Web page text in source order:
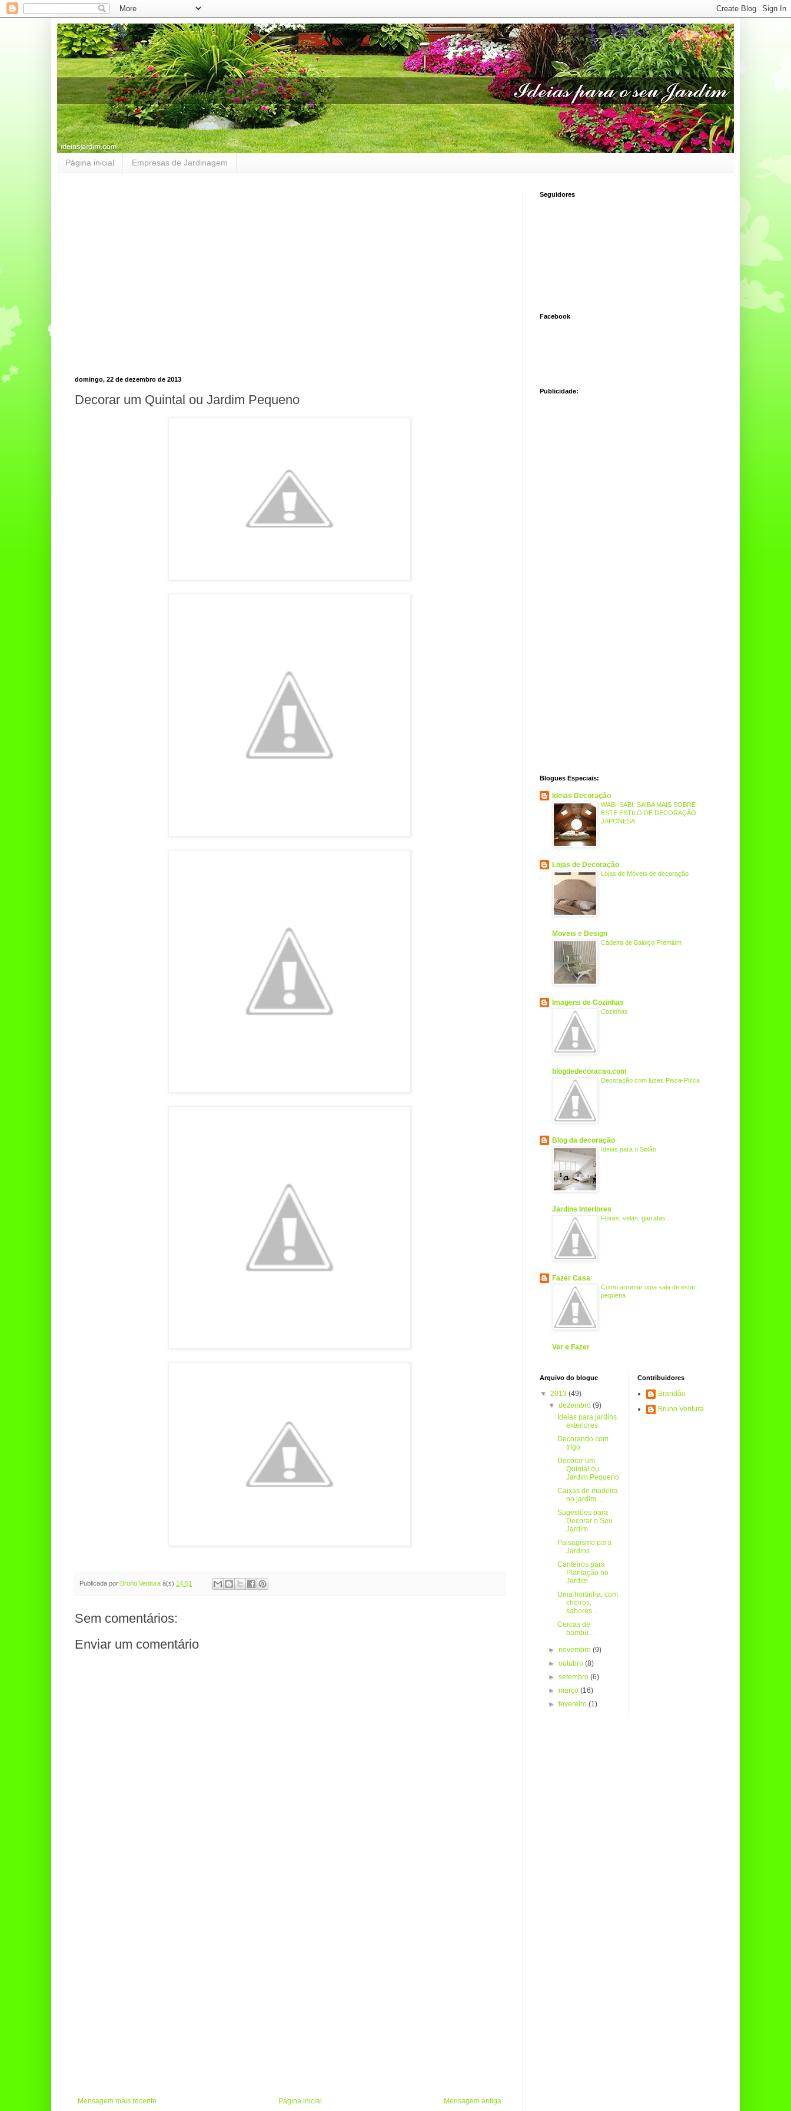
Página inicial Empresas de Jardinagem
domingo, 22 de dezembro de 2013
Decorar um Quintal ou Jardim Pequeno
Publicada por Bruno Ventura à(s) 14:51
Sem comentários:
Enviar um comentário
Mensagem mais recente Mensagem antiga
Página inicial
Seguidores
Facebook
Publicidade:
Blogues Especiais:
Ideias Decoração
WABI-SABI: SAIBA MAIS SOBRE
ESTE ESTILO DE DECORAÇÃO
JAPONESA
Lojas de Decoração
Lojas de Móveis de decoração
Moveis e Design
Cadeira de Baloiço Premium
Imagens de Cozinhas
Cozinhas
blogdedecoracao.com
Decoração com luzes Pisca-Pisca
Blog da decoração
Ideias para o Sotão
Jardins Interiores
Flores, velas, garrafas ...
Fazer Casa
Como arrumar uma sala de estar
pequena
Ver e Fazer
Arquivo do blogue
▼ 2013 (49)
▼dezembro(9)
Ideias para jardins
exteriores
Decorando com
trigo
Decorar um
Quintal ou
Jardim Pequeno
Caixas de madeira
no jardim....
Sugestões para
Decorar o Seu
Jardim
Paisagismo para
Jardins
Canteiros para
Plantação no
Jardim
Uma hortinha, com
cheiros,
sabores...
Cercas de
bambu...
►novembro(9)
►outubro(8)
►setembro(6)
►março(16)
►fevereiro(1)
Contribuidores
Brandão
Bruno Ventura